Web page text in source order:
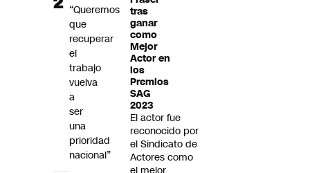
tras
ganar
como
Mejor
Actor en
los
Premios
SAG
2023
El actor fue
reconocido por
el Sindicato de
Actores como
el mejor
“Queremos
que
recuperar
el
trabajo
vuelva
a
ser
una
prioridad
nacional”